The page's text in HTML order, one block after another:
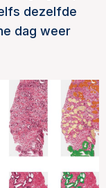
dezelfde
dag weer